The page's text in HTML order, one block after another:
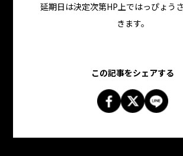
延期日は決定次第HP上ではっぴょう
きます。
この記事をシェアする